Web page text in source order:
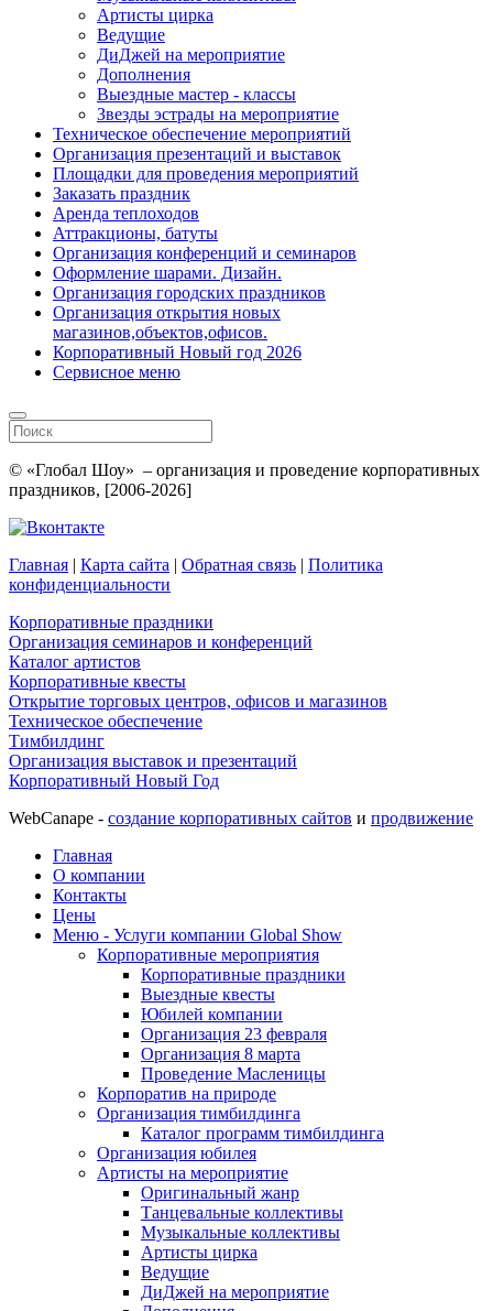
Артисты цирка
Ведущие
ДиДжей на мероприятие
Дополнения
Выездные мастер - классы
Звезды эстрады на мероприятие
Техническое обеспечение мероприятий
Организация презентаций и выставок
Площадки для проведения мероприятий
Заказать праздник
Аренда теплоходов
Аттракционы, батуты
Организация конференций и семинаров
Оформление шарами. Дизайн.
Организация городских праздников
Организация открытия новых
магазинов,объектов,офисов.
Корпоративный Новый год 2026
Сервисное меню
© «Глобал Шоу» – организация и проведение корпоративных
праздников, [2006-2026]
Главная | Карта сайта | Обратная связь | Политика
конфиденциальности
Корпоративные праздники
Организация семинаров и конференций
Каталог артистов
Корпоративные квесты
Открытие торговых центров, офисов и магазинов
Техническое обеспечение
Тимбилдинг
Организация выставок и презентаций
Корпоративный Новый Год
WebCanape - создание корпоративных сайтов и продвижение
Главная
О компании
Контакты
Цены
Меню - Услуги компании Global Show
Корпоративные мероприятия
Корпоративные праздники
Выездные квесты
Юбилей компании
Организация 23 февраля
Организация 8 марта
Проведение Масленицы
Корпоратив на природе
Организация тимбилдинга
Каталог программ тимбилдинга
Организация юбилея
Артисты на мероприятие
Оригинальный жанр
Танцевальные коллективы
Музыкальные коллективы
Артисты цирка
Ведущие
ДиДжей на мероприятие